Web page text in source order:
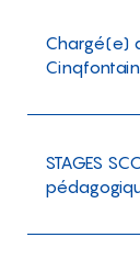
Chargé(e)
STAGES